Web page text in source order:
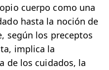
cuerpo como una
hasta la noción de
según los preceptos
implica la
de los cuidados, la